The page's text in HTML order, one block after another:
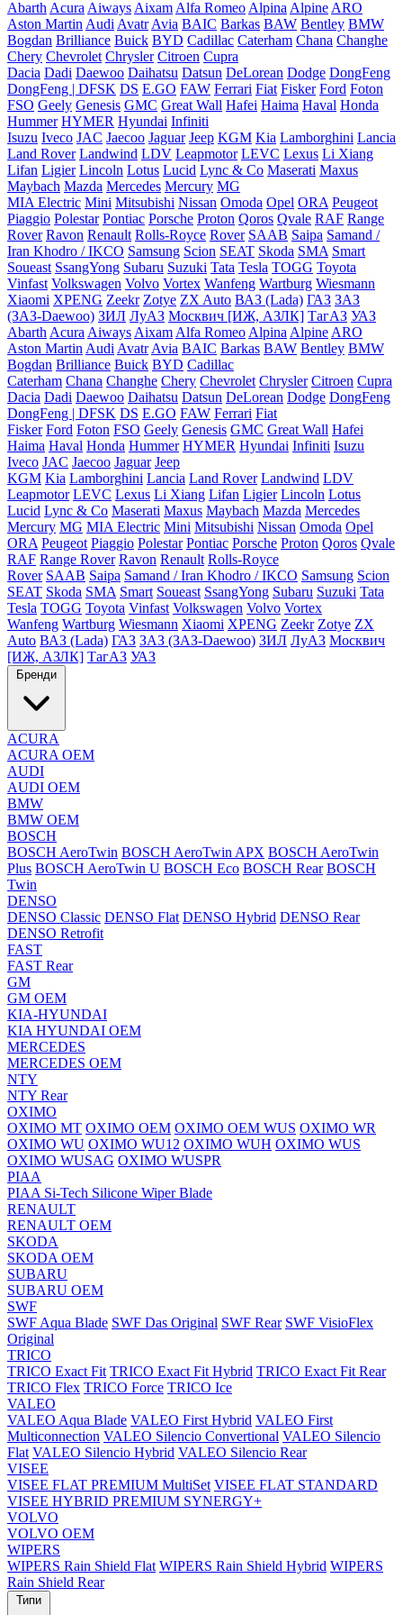
Abarth Acura Aiways Aixam Alfa Romeo Alpina Alpine ARO
Aston Martin Audi Avatr Avia BAIC Barkas BAW Bentley BMW
Bogdan Brilliance Buick BYD Cadillac Caterham Chana Changhe
Chery Chevrolet Chrysler Citroen Cupra
Dacia Dadi Daewoo Daihatsu Datsun DeLorean Dodge DongFeng
DongFeng | DFSK DS E.GO FAW Ferrari Fiat Fisker Ford Foton
FSO Geely Genesis GMC Great Wall Hafei Haima Haval Honda
Hummer HYMER Hyundai Infiniti
Isuzu Iveco JAC Jaecoo Jaguar Jeep KGM Kia Lamborghini Lancia
Land Rover Landwind LDV Leapmotor LEVC Lexus Li Xiang
Lifan Ligier Lincoln Lotus Lucid Lync & Co Maserati Maxus
Maybach Mazda Mercedes Mercury MG
MIA Electric Mini Mitsubishi Nissan Omoda Opel ORA Peugeot
Piaggio Polestar Pontiac Porsche Proton Qoros Qvale RAF Range
Rover Ravon Renault Rolls-Royce Rover SAAB Saipa Samand /
Iran Khodro / IKCO Samsung Scion SEAT Skoda SMA Smart
Soueast SsangYong Subaru Suzuki Tata Tesla TOGG Toyota
Vinfast Volkswagen Volvo Vortex Wanfeng Wartburg Wiesmann
Xiaomi XPENG Zeekr Zotye ZX Auto ВАЗ (Lada) ГАЗ ЗАЗ
(ЗАЗ-Daewoo) ЗИЛ ЛуАЗ Москвич [ИЖ, АЗЛК] ТагАЗ УАЗ
Abarth Acura Aiways Aixam Alfa Romeo Alpina Alpine ARO
Aston Martin Audi Avatr Avia BAIC Barkas BAW Bentley BMW
Bogdan Brilliance Buick BYD Cadillac
Caterham Chana Changhe Chery Chevrolet Chrysler Citroen Cupra
Dacia Dadi Daewoo Daihatsu Datsun DeLorean Dodge DongFeng
DongFeng | DFSK DS E.GO FAW Ferrari Fiat
Fisker Ford Foton FSO Geely Genesis GMC Great Wall Hafei
Haima Haval Honda Hummer HYMER Hyundai Infiniti Isuzu
Iveco JAC Jaecoo Jaguar Jeep
KGM Kia Lamborghini Lancia Land Rover Landwind LDV
Leapmotor LEVC Lexus Li Xiang Lifan Ligier Lincoln Lotus
Lucid Lync & Co Maserati Maxus Maybach Mazda Mercedes
Mercury MG MIA Electric Mini Mitsubishi Nissan Omoda Opel
ORA Peugeot Piaggio Polestar Pontiac Porsche Proton Qoros Qvale
RAF Range Rover Ravon Renault Rolls-Royce
Rover SAAB Saipa Samand / Iran Khodro / IKCO Samsung Scion
SEAT Skoda SMA Smart Soueast SsangYong Subaru Suzuki Tata
Tesla TOGG Toyota Vinfast Volkswagen Volvo Vortex
Wanfeng Wartburg Wiesmann Xiaomi XPENG Zeekr Zotye ZX
Auto ВАЗ (Lada) ГАЗ ЗАЗ (ЗАЗ-Daewoo) ЗИЛ ЛуАЗ Москвич
[ИЖ, АЗЛК] ТагАЗ УАЗ
Бренди
ACURA
ACURA OEM
AUDI
AUDI OEM
BMW
BMW OEM
BOSCH
BOSCH AeroTwin BOSCH AeroTwin APX BOSCH AeroTwin
Plus BOSCH AeroTwin U BOSCH Eco BOSCH Rear BOSCH
Twin
DENSO
DENSO Classic DENSO Flat DENSO Hybrid DENSO Rear
DENSO Retrofit
FAST
FAST Rear
GM
GM OEM
KIA-HYUNDAI
KIA HYUNDAI OEM
MERCEDES
MERCEDES OEM
NTY
NTY Rear
OXIMO
OXIMO MT OXIMO OEM OXIMO OEM WUS OXIMO WR
OXIMO WU OXIMO WU12 OXIMO WUH OXIMO WUS
OXIMO WUSAG OXIMO WUSPR
PIAA
PIAA Si-Tech Silicone Wiper Blade
RENAULT
RENAULT OEM
SKODA
SKODA OEM
SUBARU
SUBARU OEM
SWF
SWF Aqua Blade SWF Das Original SWF Rear SWF VisioFlex
Original
TRICO
TRICO Exact Fit TRICO Exact Fit Hybrid TRICO Exact Fit Rear
TRICO Flex TRICO Force TRICO Ice
VALEO
VALEO Aqua Blade VALEO First Hybrid VALEO First
Multiconnection VALEO Silencio Convertional VALEO Silencio
Flat VALEO Silencio Hybrid VALEO Silencio Rear
VISEE
VISEE FLAT PREMIUM MultiSet VISEE FLAT STANDARD
VISEE HYBRID PREMIUM SYNERGY+
VOLVO
VOLVO OEM
WIPERS
WIPERS Rain Shield Flat WIPERS Rain Shield Hybrid WIPERS
Rain Shield Rear
Типи